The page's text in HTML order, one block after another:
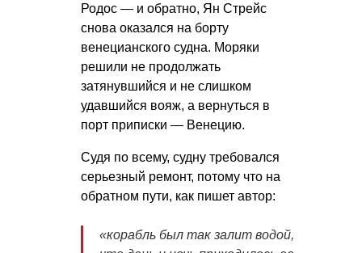
Родос — и обратно, Ян Стрейс
снова оказался на борту
венецианского судна. Моряки
решили не продолжать
затянувшийся и не слишком
удавшийся вояж, а вернуться в
порт приписки — Венецию.
Судя по всему, судну требовался
серьезный ремонт, потому что на
обратном пути, как пишет автор:
«корабль был так залит водой,